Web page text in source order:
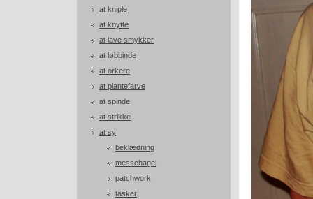
at kniple
at knytte
at lave smykker
at løbbinde
at orkere
at plantefarve
at spinde
at strikke
at sy
beklædning
messehagel
patchwork
tasker